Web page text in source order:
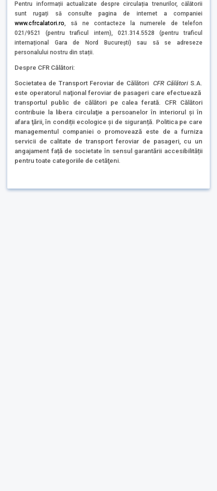
Pentru informații actualizate despre circulația trenurilor, călătorii
sunt rugați să consulte pagina de internet a companiei
www.cfrcalatori.ro, să ne contacteze la numerele de telefon
021/9521 (pentru traficul intern), 021.314.5528 (pentru traficul
internațional Gara de Nord București) sau să se adreseze
personalului nostru din stații.
Despre CFR Călători:
Societatea de Transport Feroviar de CălătoriCFR CălătoriS.A.
este operatorul naţional feroviar de pasageri care efectuează
transportul public de călători pe calea ferată. CFR Călători
contribuie la libera circulaţie a persoanelor în interiorul şi în
afara ţării, în condiții ecologice și de siguranță. Politica pe care
managementul companiei o promovează este de a furniza
servicii de calitate de transport feroviar de pasageri, cu un
angajament față de societate în sensul garantării accesibilității
pentru toate categoriile de cetăţeni.